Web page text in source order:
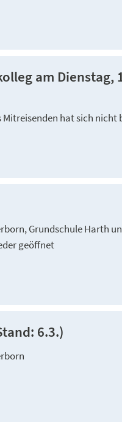
am Dienstag,
hat sich
Grundschule Harth
geöffnet
6.3.)